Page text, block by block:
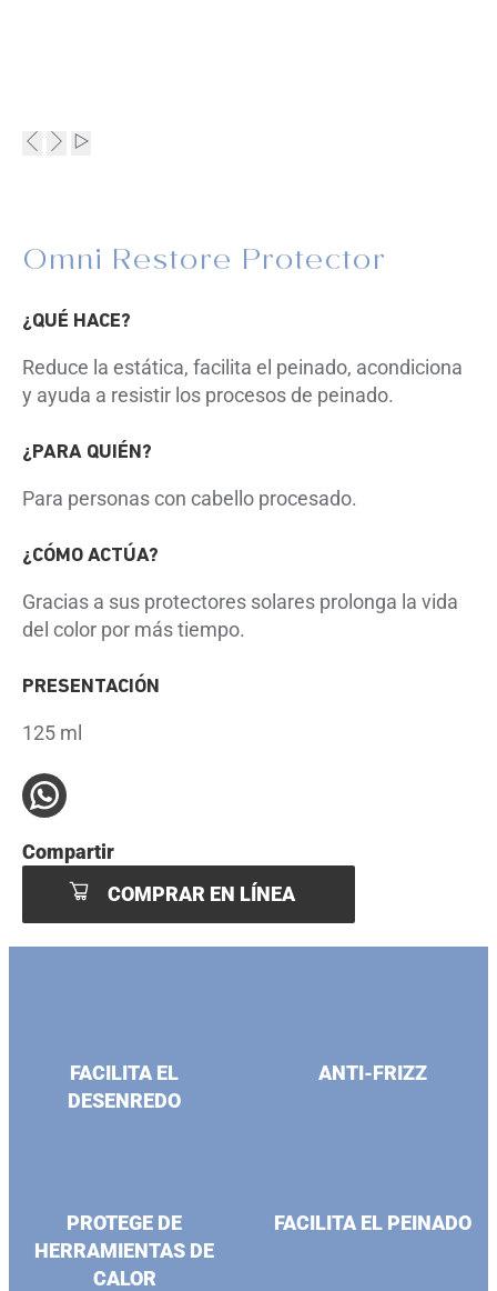
Omni Restore Protector
¿QUÉ HACE?
Reduce la estática, facilita el peinado, acondiciona
y ayuda a resistir los procesos de peinado.
¿PARA QUIÉN?
Para personas con cabello procesado.
¿CÓMO ACTÚA?
Gracias a sus protectores solares prolonga la vida
del color por más tiempo.
PRESENTACIÓN
125 ml
Compartir
COMPRAR EN LÍNEA
FACILITA EL
DESENREDO
ANTI-FRIZZ
PROTEGE DE
HERRAMIENTAS DE
CALOR
FACILITA EL PEINADO